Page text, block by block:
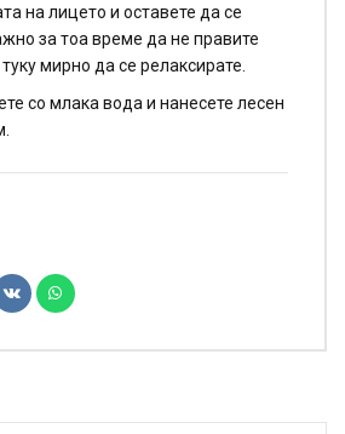
на лицето и оставете да се
за тоа време да не правите
мирно да се релаксирате.
со млака вода и нанесете лесен